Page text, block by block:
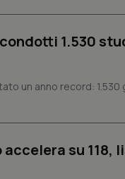
1.530
un anno record: 1.530
su 118,
impostazioni sulla privacy,
Questo cookie viene utilizzato
correttamente.
Questo cookie è impostato
assegnare un identificatore